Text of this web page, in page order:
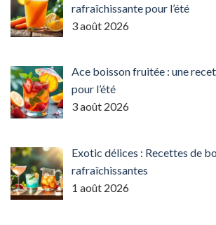
rafraîchissante pour l’été
3 août 2026
Ace boisson fruitée : une
pour l’été
3 août 2026
Exotic délices : Recettes de
rafraîchissantes
1 août 2026